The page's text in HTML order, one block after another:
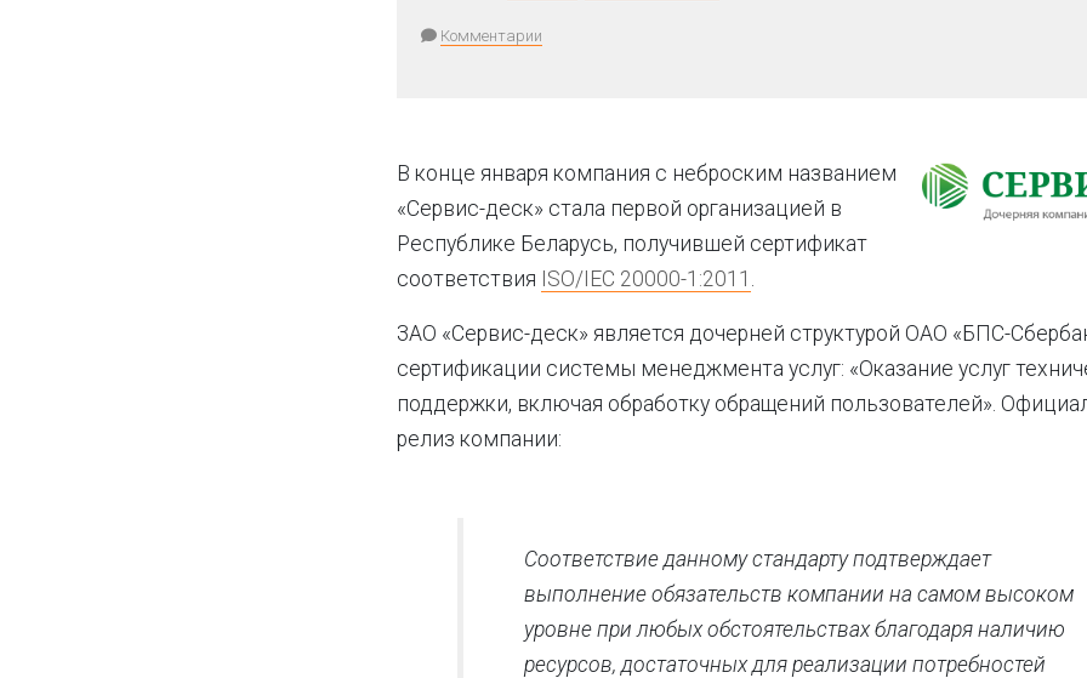
Комментарии
В конце января компания с неброским названием
«Сервис-деск» стала первой организацией в
Республике Беларусь, получившей сертификат
соответствия ISO/IEC 20000-1:2011 .
ЗАО «Сервис-деск» является дочерней структурой ОАО «БПС-
сертификации системы менеджмента услуг: «Оказание услуг
поддержки, включая обработку обращений пользователей».
релиз компании:
Соответствие данному стандарту подтверждает
выполнение обязательств компании на самом высоком
уровне при любых обстоятельствах благодаря наличию
ресурсов, достаточных для реализации потребностей